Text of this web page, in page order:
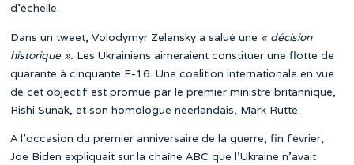
d’échelle.
Dans un tweet, Volodymyr Zelensky a salué une « décision
historique ». Les Ukrainiens aimeraient constituer une flotte de
quarante à cinquante F-16. Une coalition internationale en vue
de cet objectif est promue par le premier ministre britannique,
Rishi Sunak, et son homologue néerlandais, Mark Rutte.
A l’occasion du premier anniversaire de la guerre, fin février,
Joe Biden expliquait sur la chaîne ABC que l’Ukraine n’avait